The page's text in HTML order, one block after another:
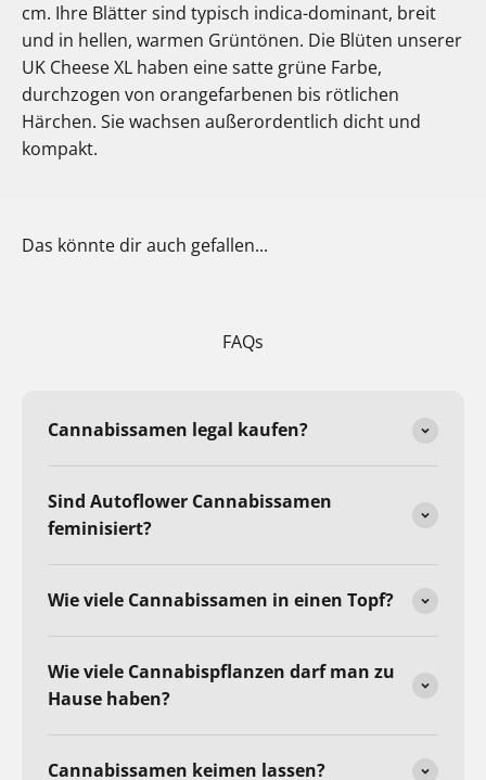
cm. Ihre Blätter sind typisch indica-dominant, breit
und in hellen, warmen Grüntönen. Die Blüten unserer
UK Cheese XL haben eine satte grüne Farbe,
durchzogen von orangefarbenen bis rötlichen
Härchen. Sie wachsen außerordentlich dicht und
kompakt.
Das könnte dir auch gefallen...
FAQs
Cannabissamen legal kaufen?
Sind Autoflower Cannabissamen
feminisiert?
Wie viele Cannabissamen in einen Topf?
Wie viele Cannabispflanzen darf man zu
Hause haben?
Cannabissamen keimen lassen?